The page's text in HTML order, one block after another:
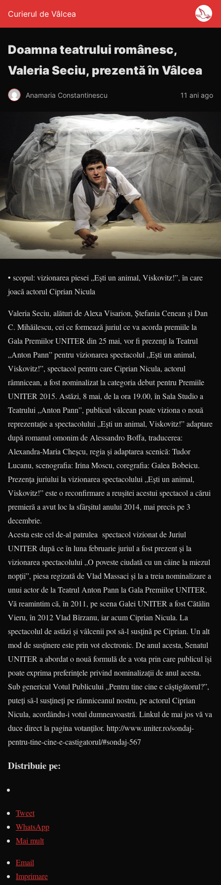
Curierul de Vâlcea
Doamna teatrului românesc,
Valeria Seciu, prezentă în Vâlcea
Anamaria Constantinescu 11 ani ago
• scopul: vizionarea piesei „Ești un animal, Viskovitz!”, în care
joacă actorul Ciprian Nicula
Valeria Seciu, alături de Alexa Visarion, Ștefania Cenean și Dan
C. Mihăilescu, cei ce formează juriul ce va acorda premiile la
Gala Premiilor UNITER din 25 mai, vor fi prezenţi la Teatrul
„Anton Pann” pentru vizionarea spectacolul „Eşti un animal,
Viskovitz!”, spectacol pentru care Ciprian Nicula, actorul
râmnicean, a fost nominalizat la categoria debut pentru Premiile
UNITER 2015. Astăzi, 8 mai, de la ora 19.00, în Sala Studio a
Teatrului „Anton Pann”, publicul vâlcean poate viziona o nouă
reprezentație a spectacolului „Eşti un animal, Viskovitz!” adaptare
după romanul omonim de Alessandro Boffa, traducerea:
Alexandra-Maria Cheşcu, regia şi adaptarea scenică: Tudor
Lucanu, scenografia: Irina Moscu, coregrafia: Galea Bobeicu.
Prezenţa juriului la vizionarea spectacolului „Eşti un animal,
Viskovitz!” este o reconfirmare a reuşitei acestui spectacol a cărui
premieră a avut loc la sfârşitul anului 2014, mai precis pe 3
decembrie.
Acesta este cel de-al patrulea spectacol vizionat de Juriul
UNITER după ce în luna februarie juriul a fost prezent şi la
vizionarea spectacolului „O poveste ciudată cu un câine la miezul
nopţii”, piesa regizată de Vlad Massaci şi la a treia nominalizare a
unui actor de la Teatrul Anton Pann la Gala Premiilor UNITER.
Vă reamintim că, în 2011, pe scena Galei UNITER a fost Cătălin
Vieru, în 2012 Vlad Bîrzanu, iar acum Ciprian Nicula. La
spectacolul de astăzi și vâlcenii pot să-l susțină pe Ciprian. Un alt
mod de susținere este prin vot electronic. De anul acesta, Senatul
UNITER a abordat o nouă formulă de a vota prin care publicul îşi
poate exprima preferinţele privind nominalizaţii de anul acesta.
Sub genericul Votul Publicului „Pentru tine cine e câştigătorul?”,
puteţi să-l susţineţi pe râmniceanul nostru, pe actorul Ciprian
Nicula, acordându-i votul dumneavoastră. Linkul de mai jos vă va
duce direct la pagina votanţilor. http://www.uniter.ro/sondaj-
pentru-tine-cine-e-castigatorul/#sondaj-567
Distribuie pe:
Tweet
WhatsApp
Mai mult
Email
Imprimare